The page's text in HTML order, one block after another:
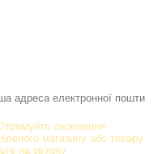
оновлення
магазину або товару.
на зв'язку